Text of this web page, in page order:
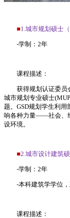
■1.城市规划硕士（
-学制：2年
课程描述：
获得规划认证委员会
城市规划专业硕士
题。GSD规划学生利
响各种力量——社会、
设环境。
■2.城市设计建筑硕
-学制：2年
-本科建筑学学位，
课程描述：